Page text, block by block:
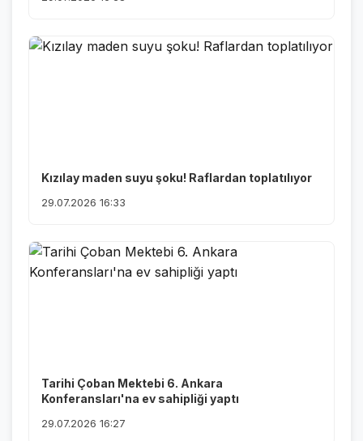
Kızılay maden suyu şoku! Raflardan toplatılıyor
29.07.2026 16:33
Tarihi Çoban Mektebi 6. Ankara
Konferansları'na ev sahipliği yaptı
29.07.2026 16:27